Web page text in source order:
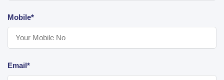
Mobile*
Email*